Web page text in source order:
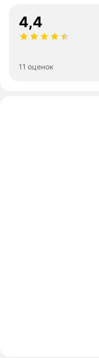
4,4
11 оценок